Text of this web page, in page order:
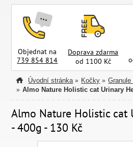
Objednat na
739 854 814
Doprava zdarma
od 1100 Kč
Úvodní stránka » Kočky »
» Almo Nature Holistic cat Urinary
Almo Nature Holistic cat
- 400g - 130 Kč